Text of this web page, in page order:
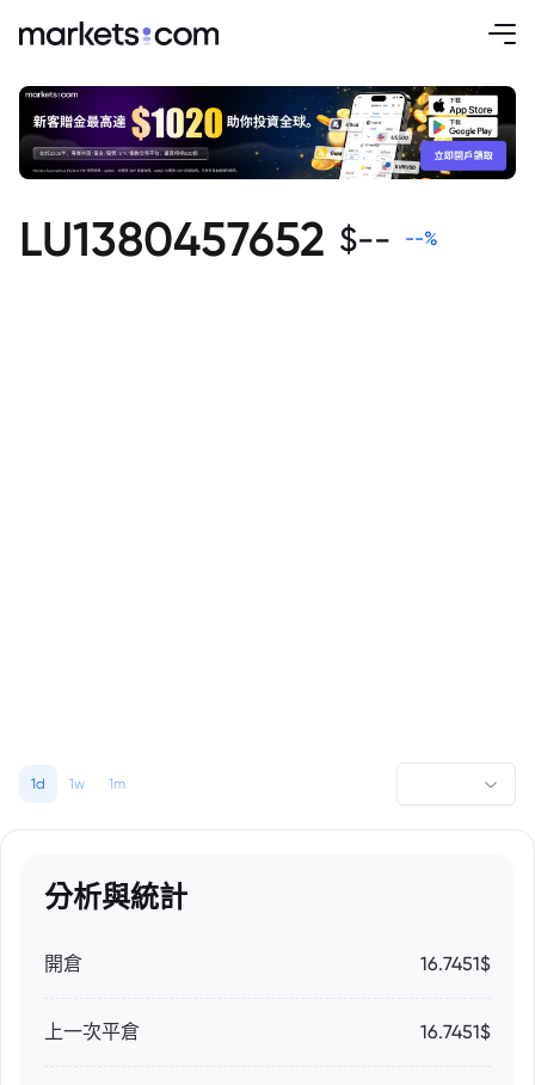
LU1380457652 $-- --%
1d 1w 1m
分析與統計
開倉 16.7451$
上一次平倉 16.7451$